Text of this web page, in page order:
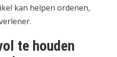
kan helpen ordenen,
te houden